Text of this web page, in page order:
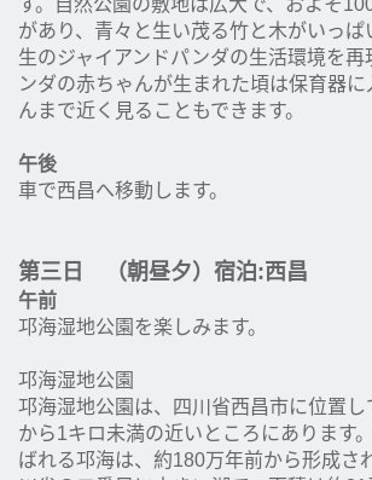
す。自然公園の敷地は広大で、およそ
があり、青々と生い茂る竹と木がいっぱ
生のジャイアンドパンダの生活環境を再
ンダの赤ちゃんが生まれた頃は保育器に
んまで近く見ることもできます。
午後
車で西昌へ移動します。
第三日 （朝昼夕）宿泊:西昌
午前
邛海湿地公園を楽しみます。
邛海湿地公園
邛海湿地公園は、四川省西昌市に位置し
から1キロ未満の近いところにあります
ばれる邛海は、約180万年前から形成さ